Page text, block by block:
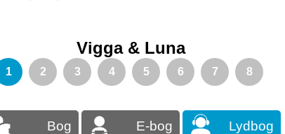
Vigga & Luna
1 2 3 4 5 6 7 8
Bog E-bog Lydbog